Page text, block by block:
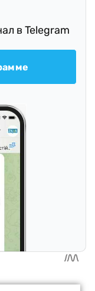
в Telegram